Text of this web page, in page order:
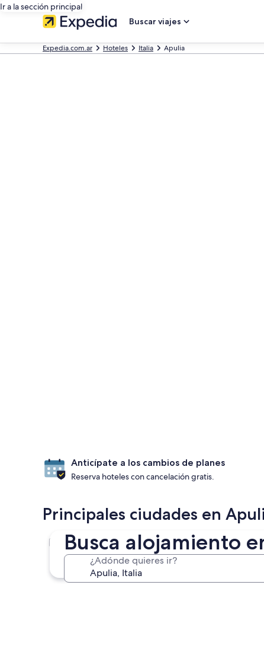
Ir a la sección principal
Buscar viajes
Expedia.com.ar Hoteles Italia Apulia
Busca alojamiento
¿Adónde quieres ir?
Anticípate a los cambios de planes
Reserva hoteles con cancelación gratis.
Principales ciudades en
Polignano a Mare